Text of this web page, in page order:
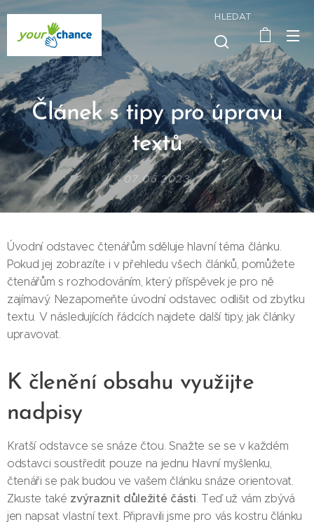
HLEDAT
Článek s tipy pro úpravu
textů
07.06.2023
Úvodní odstavec čtenářům sděluje hlavní téma článku.
Pokud jej zobrazíte i v přehledu všech článků, pomůžete
čtenářům s rozhodováním, který příspěvek je pro ně
zajímavý. Nezapomeňte úvodní odstavec odlišit od zbytku
textu. V následujících řádcích najdete další tipy, jak články
upravovat.
K členění obsahu využijte
nadpisy
Kratší odstavce se snáze čtou. Snažte se se v každém
odstavci soustředit pouze na jednu hlavní myšlenku,
čtenáři se pak budou ve vašem článku snáze orientovat.
Zkuste také zvýraznit důležité části. Teď už vám zbývá
jen napsat vlastní text. Připravili jsme pro vás kostru článku